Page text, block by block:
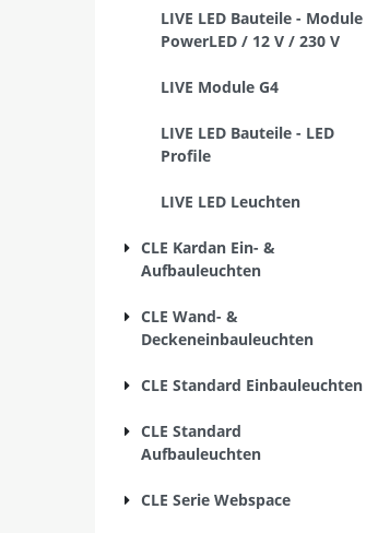
LIVE LED Bauteile - Module
PowerLED / 12 V / 230 V
LIVE Module G4
LIVE LED Bauteile - LED
Profile
LIVE LED Leuchten
CLE Kardan Ein- &
Aufbauleuchten
CLE Wand- &
Deckeneinbauleuchten
CLE Standard Einbauleuchten
CLE Standard
Aufbauleuchten
CLE Serie Webspace